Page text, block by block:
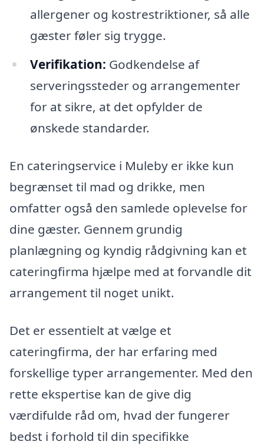
allergener og kostrestriktioner, så alle
gæster føler sig trygge.
Verifikation: Godkendelse af
serveringssteder og arrangementer
for at sikre, at det opfylder de
ønskede standarder.
En cateringservice i Muleby er ikke kun
begrænset til mad og drikke, men
omfatter også den samlede oplevelse for
dine gæster. Gennem grundig
planlægning og kyndig rådgivning kan et
cateringfirma hjælpe med at forvandle dit
arrangement til noget unikt.
Det er essentielt at vælge et
cateringfirma, der har erfaring med
forskellige typer arrangementer. Med den
rette ekspertise kan de give dig
værdifulde råd om, hvad der fungerer
bedst i forhold til din specifikke